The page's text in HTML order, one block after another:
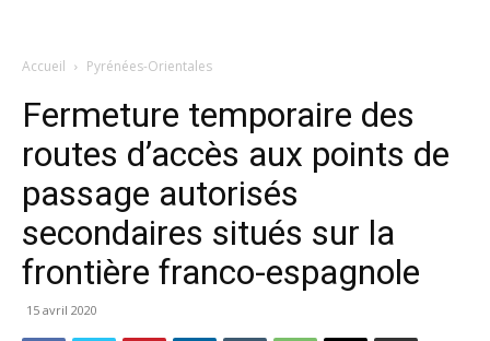
Accueil Pyrénées-Orientales
Fermeture temporaire des
routes d’accès aux points de
passage autorisés
secondaires situés sur la
frontière franco-espagnole
15 avril 2020